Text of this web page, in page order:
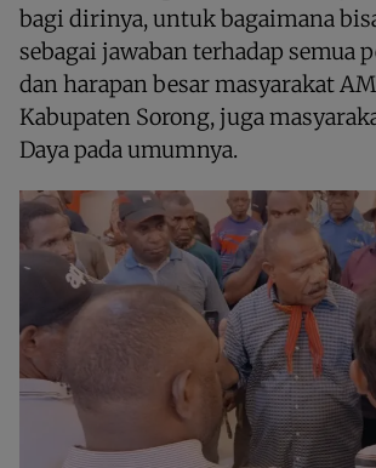
bagi dirinya, untuk bagaimana
sebagai jawaban terhadap semua
dan harapan besar masyarakat
Kabupaten Sorong, juga
Daya pada umumnya.